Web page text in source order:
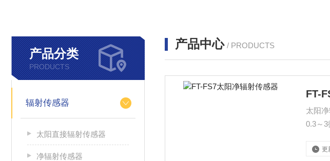
产品分类
PRODUCTS
辐射传感器
太阳直接辐射传感器
净辐射传感器
产品中心 / PRODUCTS
FT-
太阳
0.3～
更